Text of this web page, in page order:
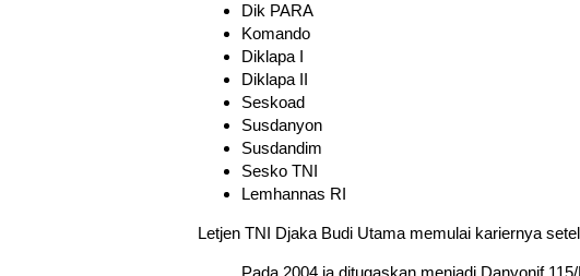
Dik PARA
Komando
Diklapa I
Diklapa II
Seskoad
Susdanyon
Susdandim
Sesko TNI
Lemhannas RI
Letjen TNI Djaka Budi Utama memulai kariernya
Pada 2004 ia ditugaskan menjadi Danyonif